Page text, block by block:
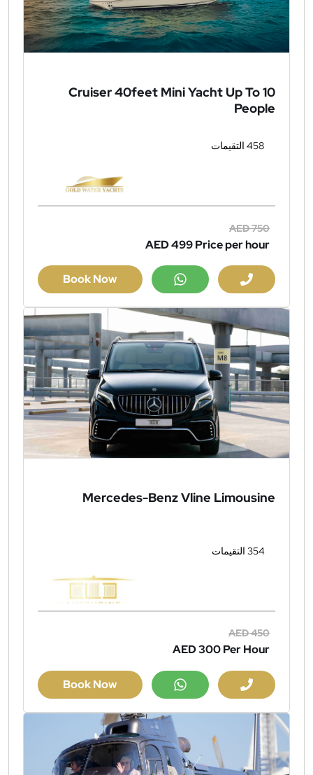
Cruiser 40feet Mini Yacht Up To 10
People
458 التقيمات
AED 750
AED 499Price per hour
Book Now
Mercedes-Benz Vline Limousine
354 التقيمات
AED 450
AED 300Per Hour
Book Now